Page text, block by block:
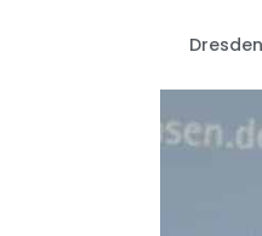
Dresden